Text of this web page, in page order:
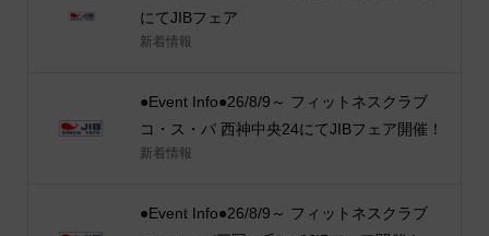
にてJIBフェア
新着情報
●Event Info●26/8/9～ フィットネスクラブ
コ・ス・パ 西神中央24にてJIBフェア開催！
新着情報
●Event Info●26/8/9～ フィットネスクラブ